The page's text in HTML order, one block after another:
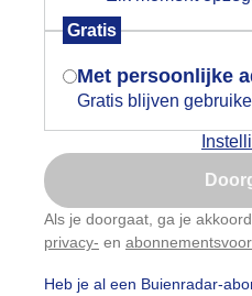
Gratis
Met persoonlijke
Gratis blijven
Als je doorgaat, ga je
privacy- en
Heb je al een Buienradar-
Indien je hier nog
gegeven, verschijnt
je browser waarin
Is goed,
Nu niet,
Gebruik je Safari en wil je
Klikhierom dit